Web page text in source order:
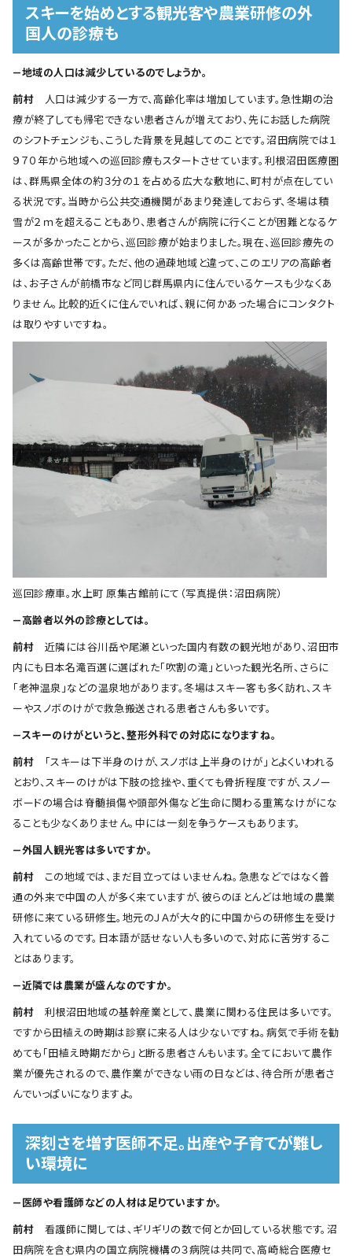
スキーを始めとする観光客や農業研修の外
国人の診療も
―地域の人口は減少しているのでしょうか。
前村 人口は減少する一方で、高齢化率は増加しています。急性期の治
療が終了しても帰宅できない患者さんが増えており、先にお話した病院
のシフトチェンジも、こうした背景を見越してのことです。沼田病院では１
９７０年から地域への巡回診療もスタートさせています。利根沼田医療圏
は、群馬県全体の約３分の１を占める広大な敷地に、町村が点在してい
る状況です。当時から公共交通機関があまり発達しておらず、冬場は積
雪が２ｍを超えることもあり、患者さんが病院に行くことが困難となるケ
ースが多かったことから、巡回診療が始まりました。現在、巡回診療先の
多くは高齢世帯です。ただ、他の過疎地域と違って、このエリアの高齢者
は、お子さんが前橋市など同じ群馬県内に住んでいるケースも少なくあ
りません。比較的近くに住んでいれば、親に何かあった場合にコンタクト
は取りやすいですね。
巡回診療車。水上町 原集古館前にて（写真提供：沼田病院）
―高齢者以外の診療としては。
前村 近隣には谷川岳や尾瀬といった国内有数の観光地があり、沼田市
内にも日本名滝百選に選ばれた「吹割の滝」といった観光名所、さらに
「老神温泉」などの温泉地があります。冬場はスキー客も多く訪れ、スキ
ーやスノボのけがで救急搬送される患者さんも多いです。
―スキーのけがというと、整形外科での対応になりますね。
前村 「スキーは下半身のけが、スノボは上半身のけが」とよくいわれる
とおり、スキーのけがは下肢の捻挫や、重くても骨折程度ですが、スノー
ボードの場合は脊髄損傷や頭部外傷など生命に関わる重篤なけがにな
ることも少なくありません。中には一刻を争うケースもあります。
―外国人観光客は多いですか。
前村 この地域では、まだ目立ってはいませんね。急患などではなく普
通の外来で中国の人が多く来ていますが、彼らのほとんどは地域の農業
研修に来ている研修生。地元のＪＡが大々的に中国からの研修生を受け
入れているのです。日本語が話せない人も多いので、対応に苦労するこ
とはあります。
―近隣では農業が盛んなのですか。
前村 利根沼田地域の基幹産業として、農業に関わる住民は多いです。
ですから田植えの時期は診察に来る人は少ないですね。病気で手術を勧
めても「田植え時期だから」と断る患者さんもいます。全てにおいて農作
業が優先されるので、農作業ができない雨の日などは、待合所が患者さ
んでいっぱいになりますよ。
深刻さを増す医師不足。出産や子育てが難し
い環境に
―医師や看護師などの人材は足りていますか。
前村 看護師に関しては、ギリギリの数で何とか回している状態です。沼
田病院を含む県内の国立病院機構の３病院は共同で、高崎総合医療セ